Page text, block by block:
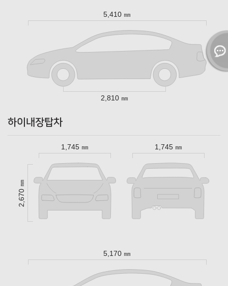
5,410 ㎜
2,810 ㎜
하이내장탑차
1,745 ㎜ 1,745 ㎜
2,670 ㎜
5,170 ㎜